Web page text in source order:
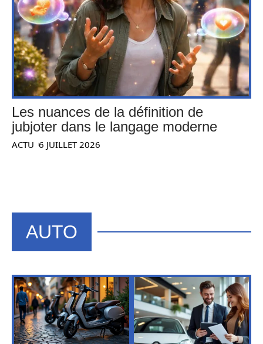
Les nuances de la définition de
jubjoter dans le langage moderne
ACTU 6 JUILLET 2026
AUTO